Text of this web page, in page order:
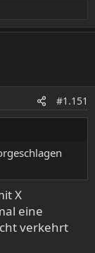
#1.151
X
eine
verkehrt